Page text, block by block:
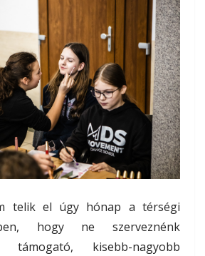
telik el úgy hónap a térségi
hogy ne szerveznénk
támogató, kisebb-nagyobb